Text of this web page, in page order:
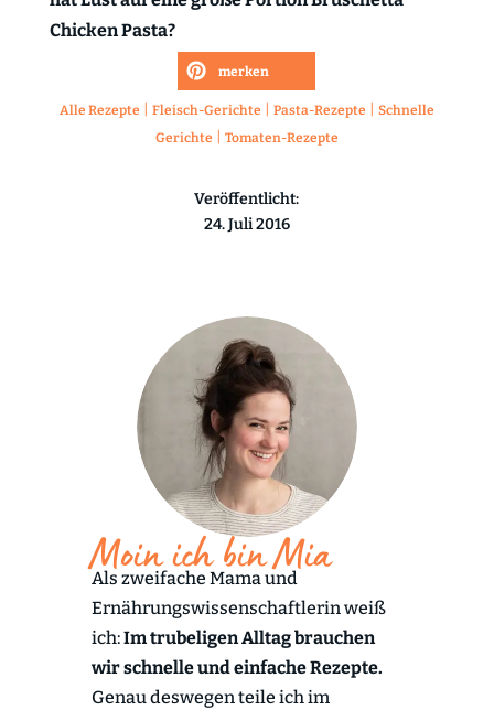
Chicken Pasta?
merken
Alle Rezepte Fleisch-Gerichte Pasta-Rezepte
Schnelle
Gerichte
Tomaten-Rezepte
Veröffentlicht:
24. Juli 2016
Moin ich bin Mia
Als zweifache Mama und
Ernährungswissenschaftlerin weiß
ich:Im trubeligen Alltag brauchen
wir schnelle und einfache Rezepte.
Genau deswegen teile ich im